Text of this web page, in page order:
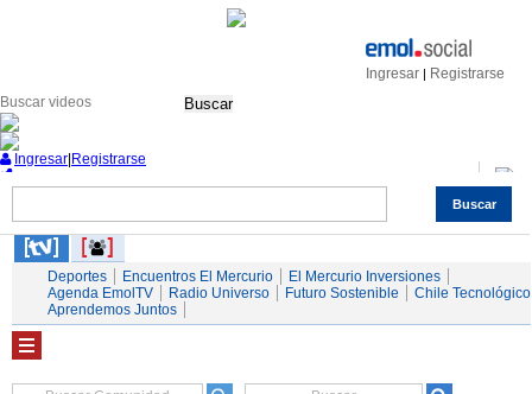
Ingresar | Registrarse
Buscar
Buscar
Ingresar Registrarse
Servicios
Deportes Encuentros El Mercurio
El Mercurio Inversiones
Agenda EmolTV
Radio Universo Futuro Sostenible
Chile Tecnológico
Aprendemos Juntos